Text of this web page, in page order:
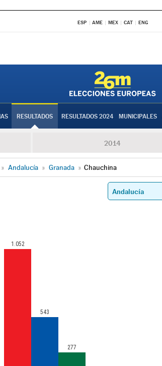
ESP AME MEX CAT ENG
RESULTADOS RESULTADOS 2024 MUNICIPALES
2014
» Andalucía » Granada » Chauchina
1.052
543
277